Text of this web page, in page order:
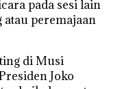
pada sesi lain
peremajaan
di Musi
Joko